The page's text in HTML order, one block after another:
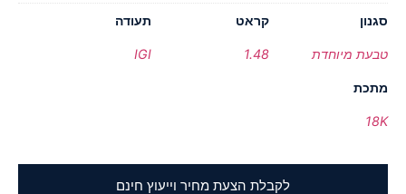
סגנון
טבעת מיוחדת
קראט
1.48
תעודה
IGI
מתכת
18K
לקבלת הצעת מחיר וייעוץ חינם